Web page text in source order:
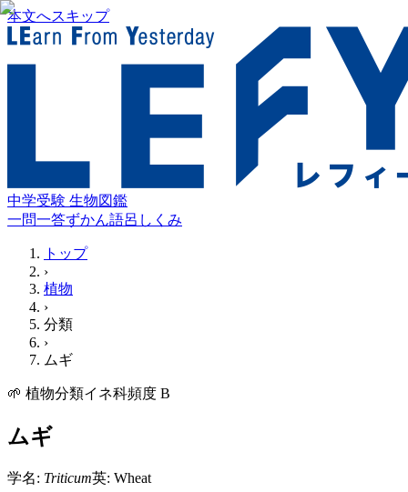
本文へスキップ
中学受験 生物図鑑
一問一答ずかん語呂 しくみ
トップ
›
植物
›
分類
›
ムギ
🌱 植物分類イネ科頻度 B
ムギ
学名: Triticum英: Wheat